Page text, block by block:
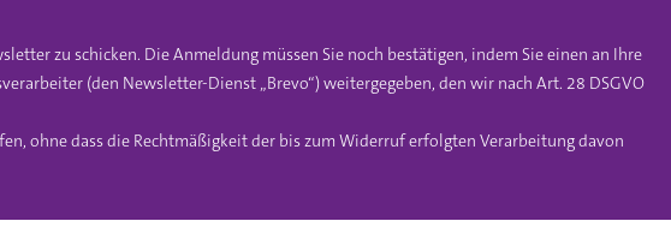
zu schicken. Die Anmeldung müssen Sie noch bestätigen, indem Sie einen an Ihre
(den Newsletter-Dienst „Brevo“) weitergegeben, den wir nach Art. 28 DSGVO
ohne dass die Rechtmäßigkeit der bis zum Widerruf erfolgten Verarbeitung davon